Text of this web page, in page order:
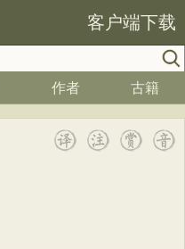
客户端下载
作者 古籍